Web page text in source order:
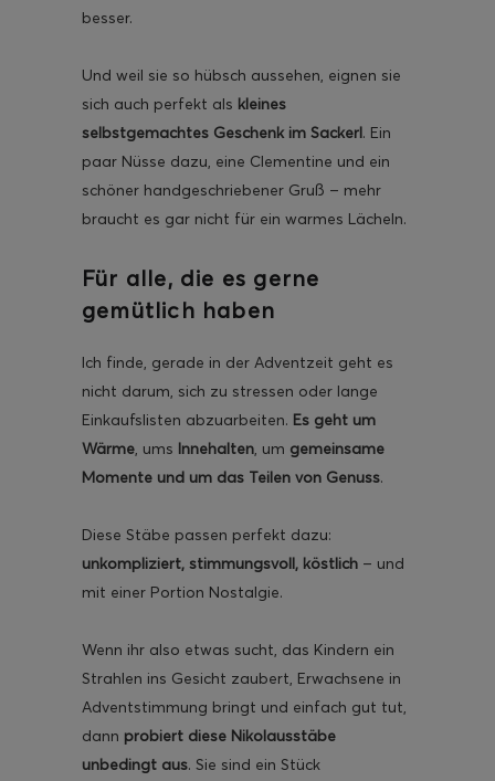
besser.
Und weil sie so hübsch aussehen, eignen sie
sich auch perfekt als kleines
selbstgemachtes Geschenk im Sackerl. Ein
paar Nüsse dazu, eine Clementine und ein
schöner handgeschriebener Gruß – mehr
braucht es gar nicht für ein warmes Lächeln.
Für alle, die es gerne
gemütlich haben
Ich finde, gerade in der Adventzeit geht es
nicht darum, sich zu stressen oder lange
Einkaufslisten abzuarbeiten. Es geht um
Wärme, ums Innehalten, um gemeinsame
Momente und um das Teilen von Genuss.
Diese Stäbe passen perfekt dazu:
unkompliziert, stimmungsvoll, köstlich – und
mit einer Portion Nostalgie.
Wenn ihr also etwas sucht, das Kindern ein
Strahlen ins Gesicht zaubert, Erwachsene in
Adventstimmung bringt und einfach gut tut,
dann probiert diese Nikolausstäbe
unbedingt aus. Sie sind ein Stück